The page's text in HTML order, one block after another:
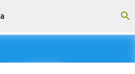
o conteúdo principal